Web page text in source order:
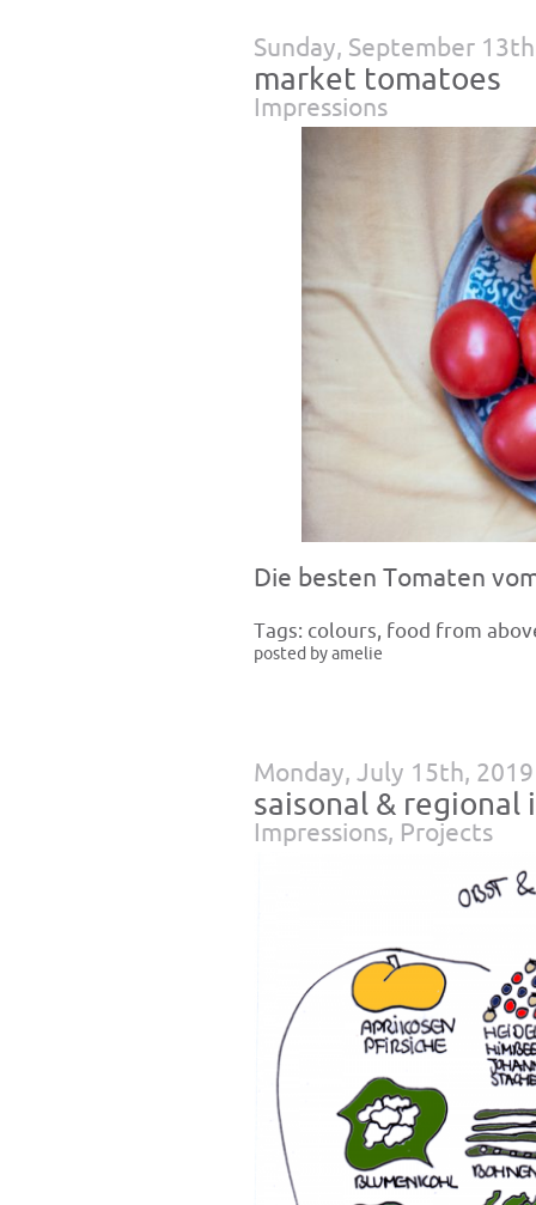
Sunday, September
market tomatoes
Impressions
Die besten Tomaten
Tags: colours, food from
posted by amelie
Monday, July 15th, 2019
saisonal & regional
Impressions, Projects